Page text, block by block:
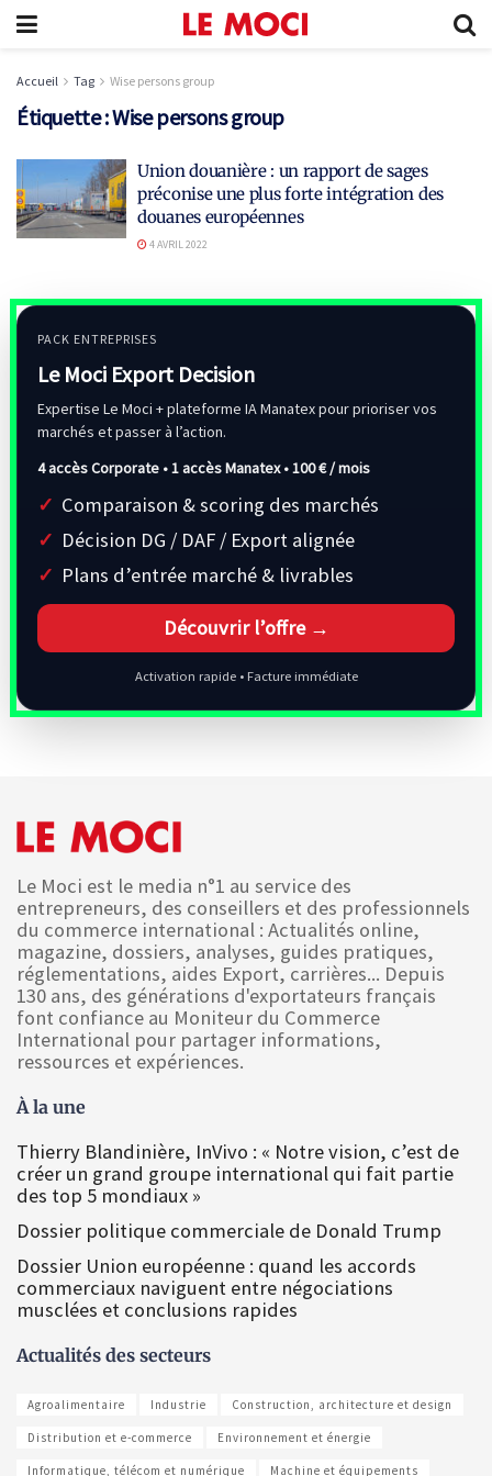
Accueil Tag Wise persons group
Étiquette :Wise persons group
Union douanière : un rapport de sages
préconise une plus forte intégration des
douanes européennes
4 AVRIL 2022
PACK ENTREPRISES
Le Moci Export Decision
Expertise Le Moci + plateforme IA Manatex pour prioriser vos
marchés et passer à l’action.
4 accès Corporate • 1 accès Manatex •100 € / mois
Comparaison & scoring des marchés
Décision DG / DAF / Export alignée
Plans d’entrée marché & livrables
Découvrir l’offre →
Activation rapide • Facture immédiate
Le Moci est le media n°1 au service des
entrepreneurs, des conseillers et des professionnels
du commerce international : Actualités online,
magazine, dossiers, analyses, guides pratiques,
réglementations, aides Export, carrières... Depuis
130 ans, des générations d'exportateurs français
font confiance au Moniteur du Commerce
International pour partager informations,
ressources et expériences.
À la une
Thierry Blandinière, InVivo : « Notre vision, c’est de
créer un grand groupe international qui fait partie
des top 5 mondiaux »
Dossier politique commerciale de Donald Trump
Dossier Union européenne : quand les accords
commerciaux naviguent entre négociations
musclées et conclusions rapides
Actualités des secteurs
Agroalimentaire Industrie Construction, architecture et design
Distribution et e-commerce Environnement et énergie
Informatique, télécom et numérique Machine et équipements